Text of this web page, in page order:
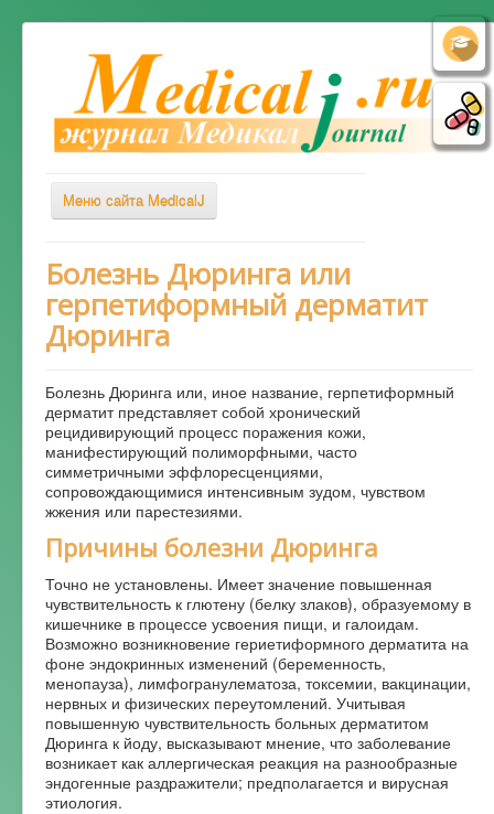
Меню сайта MedicalJ
Весь Медикал
Симптомы
Заболевания
Лечение
Советы врача
Альтернативная медицина
Форум
Болезнь Дюринга или
герпетиформный дерматит
Дюринга
Болезнь Дюринга или, иное название, герпетиформный
дерматит представляет собой хронический
рецидивирующий процесс поражения кожи,
манифестирующий полиморфными, часто
симметричными эффлоресценциями,
сопровождающимися интенсивным зудом, чувством
жжения или парестезиями.
Причины болезни Дюринга
Точно не установлены. Имеет значение повышенная
чувствительность к глютену (белку злаков), образуемому в
кишечнике в процессе усвоения пищи, и галоидам.
Возможно возникновение гериетиформного дерматита на
фоне эндокринных изменений (беременность,
менопауза), лимфогранулематоза, токсемии, вакцинации,
нервных и физических переутомлений. Учитывая
повышенную чувствительность больных дерматитом
Дюринга к йоду, высказывают мнение, что заболевание
возникает как аллергическая реакция на разнообразные
эндогенные раздражители; предполагается и вирусная
этиология.